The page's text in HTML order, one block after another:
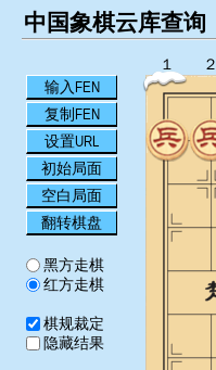
中国象棋云库查询
输入FEN
复制FEN
设置URL
初始局面
空白局面
翻转棋盘
黑方走棋
红方走棋
棋规裁定
隐藏结果
１ ２